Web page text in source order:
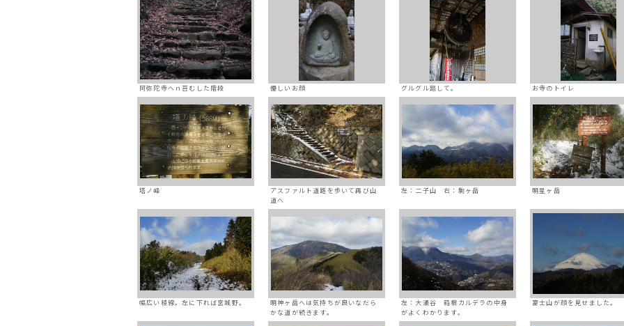
阿弥陀寺へｎ苔むした階段 優しいお顔 グルグル廻して。 お寺のトイレ
塔ノ峰
アスファルト道路を歩いて再び山
道へ
左：二子山 右：駒ヶ岳 明星ヶ岳
幅広い稜線。左に下れば宮城野。
明神ヶ岳へは気持ちが良いなだら
かな道が続きます。
左：大涌谷 箱根カルデラの中身
がよくわかります。
富士山が顔を見せました。